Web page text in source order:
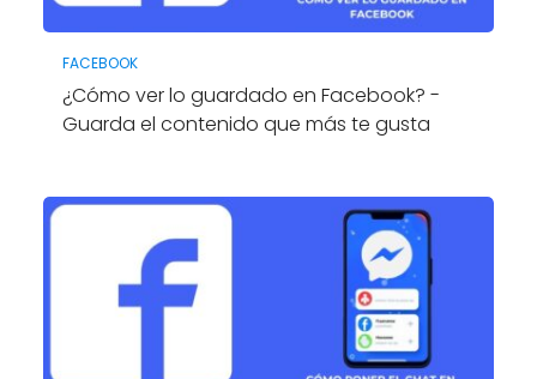
FACEBOOK
¿Cómo ver lo guardado en Facebook? -
Guarda el contenido que más te gusta